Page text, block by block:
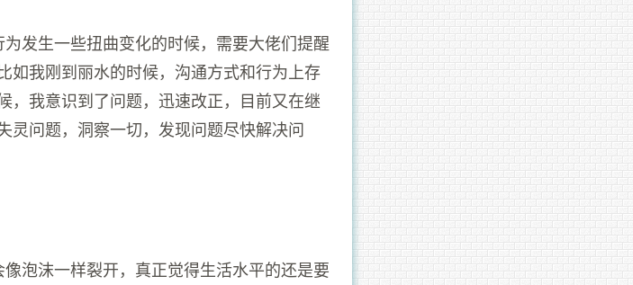
发生一些扭曲变化的时候，需要大佬们提醒
如我刚到丽水的时候，沟通方式和行为上存
，我意识到了问题，迅速改正，目前又在继
灵问题，洞察一切，发现问题尽快解决问
泡沫一样裂开，真正觉得生活水平的还是要